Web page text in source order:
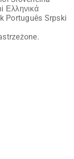
Ελληνικά
Português Srpski